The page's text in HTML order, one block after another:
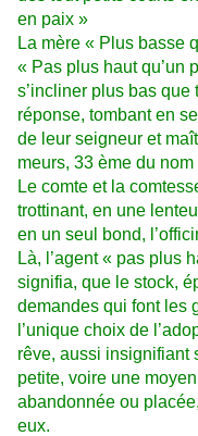
en paix »
La mère « Plus basse
« Pas plus haut qu’un
s’incliner plus bas
réponse, tombant en
de leur seigneur et
meurs, 33 ème du nom
Le comte et la
trottinant, en une
en un seul bond,
Là, l’agent « pas plus
signifia, que le stock,
demandes qui font les
l’unique choix de
rêve, aussi insignifiant
petite, voire une
abandonnée ou
eux.